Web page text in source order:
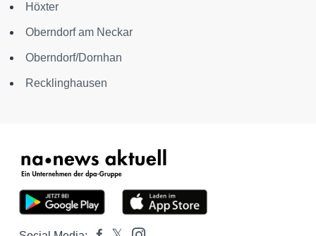
Höxter
Oberndorf am Neckar
Oberndorf/Dornhan
Recklinghausen